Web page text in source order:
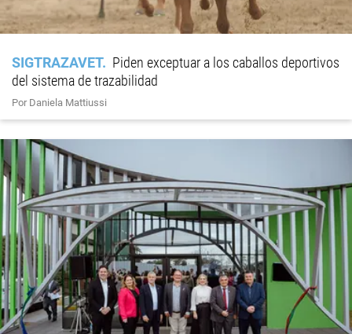
SIGTRAZAVET
Piden exceptuar a los caballos deportivos
del sistema de trazabilidad
Por Daniela Mattiussi